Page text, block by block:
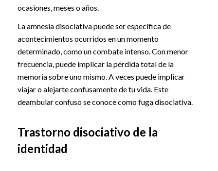
ocasiones, meses o años.
La amnesia disociativa puede ser específica de
acontecimientos ocurridos en un momento
determinado, como un combate intenso. Con menor
frecuencia, puede implicar la pérdida total de la
memoria sobre uno mismo. A veces puede implicar
viajar o alejarte confusamente de tu vida. Este
deambular confuso se conoce como fuga disociativa.
Trastorno disociativo de la
identidad